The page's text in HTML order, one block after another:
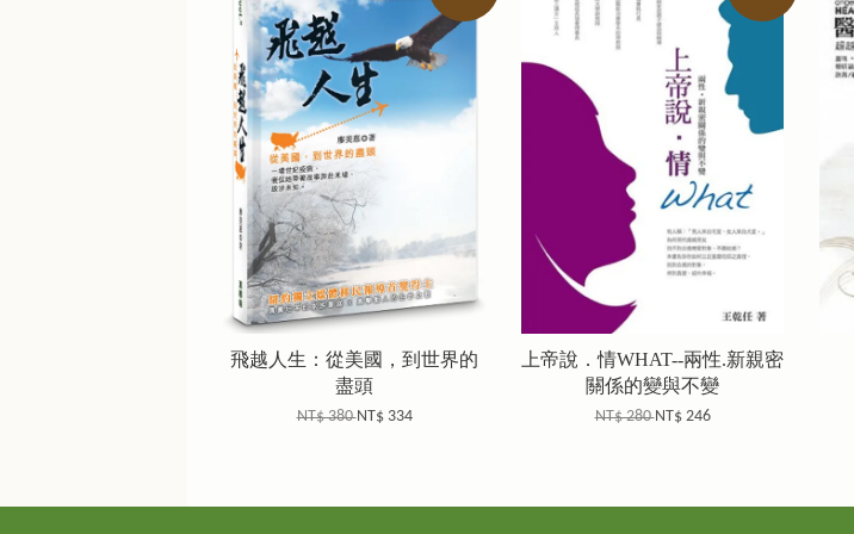
飛越人生：從美國，到世界的
盡頭
NT$ 380NT$ 334
上帝說．情WHAT--兩性.新親密
關係的變與不變
NT$ 280NT$ 246